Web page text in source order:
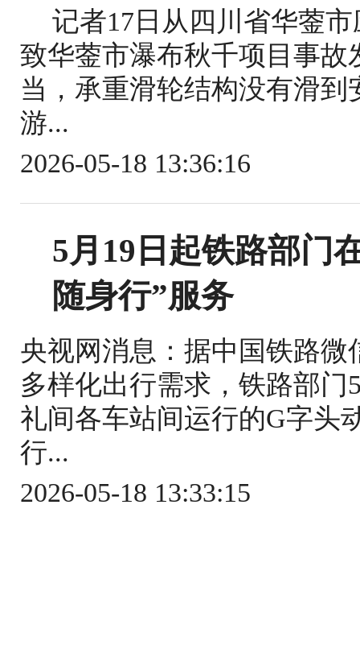
记者17日从四川省华蓥
致华蓥市瀑布秋千项目事
当，承重滑轮结构没有滑
游...
2026-05-18 13:36:16
5月19日起铁路部门
随身行”服务
央视网消息：据中国铁路
多样化出行需求，铁路部门
礼间各车站间运行的G字头
行...
2026-05-18 13:33:15